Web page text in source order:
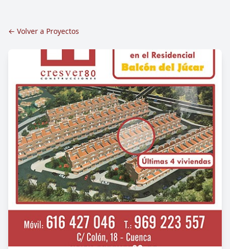
← Volver a Proyectos